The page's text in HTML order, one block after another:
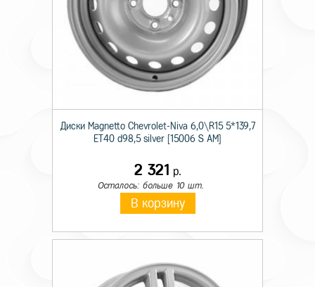
Диски Magnetto Chevrolet-Niva 6,0\R15 5*139,7
ET40 d98,5 silver [15006 S AM]
2 321 р.
Осталось: больше 10 шт.
В корзину